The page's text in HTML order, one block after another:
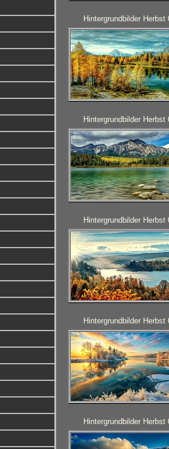
Hintergrundbilder Herbst
Hintergrundbilder Herbst
Hintergrundbilder Herbst
Hintergrundbilder Herbst
Hintergrundbilder Herbst